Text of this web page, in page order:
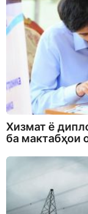
Хизмат ё
ба мактабҳои